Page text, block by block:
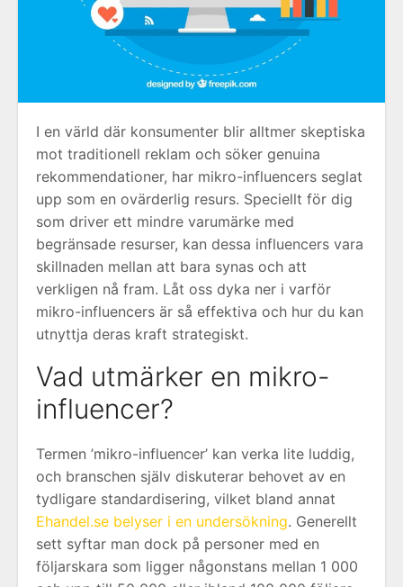
I en värld där konsumenter blir alltmer skeptiska
mot traditionell reklam och söker genuina
rekommendationer, har mikro-influencers seglat
upp som en ovärderlig resurs. Speciellt för dig
som driver ett mindre varumärke med
begränsade resurser, kan dessa influencers vara
skillnaden mellan att bara synas och att
verkligen nå fram. Låt oss dyka ner i varför
mikro-influencers är så effektiva och hur du kan
utnyttja deras kraft strategiskt.
Vad utmärker en mikro-
influencer?
Termen ’mikro-influencer’ kan verka lite luddig,
och branschen själv diskuterar behovet av en
tydligare standardisering, vilket bland annat
Ehandel.se belyser i en undersökning. Generellt
sett syftar man dock på personer med en
följarskara som ligger någonstans mellan 1 000